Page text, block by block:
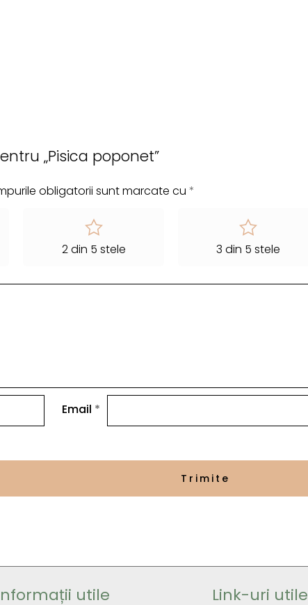
„Pisica poponet”
obligatorii sunt marcate cu *
2 din 5 stele 3 din 5 stele
Email *
utile Link-uri utile